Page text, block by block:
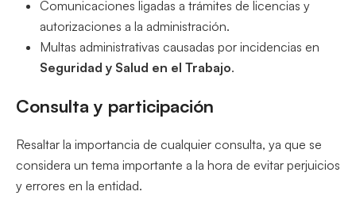
Comunicaciones ligadas a trámites de licencias y
autorizaciones a la administración.
Multas administrativas causadas por incidencias en
Seguridad y Salud en el Trabajo.
Consulta y participación
Resaltar la importancia de cualquier consulta, ya que se
considera un tema importante a la hora de evitar perjuicios
y errores en la entidad.